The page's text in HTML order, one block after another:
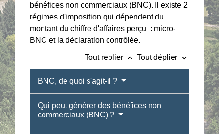
bénéfices non commerciaux (BNC). Il existe 2
régimes d'imposition qui dépendent du
montant du chiffre d'affaires perçu : micro-
BNC et la déclaration contrôlée.
Tout replier keyboard_arrow_up Tout déplier keyboard_arrow_down
BNC, de quoi s'agit-il ?
Qui peut générer des bénéfices non
commerciaux (BNC) ?